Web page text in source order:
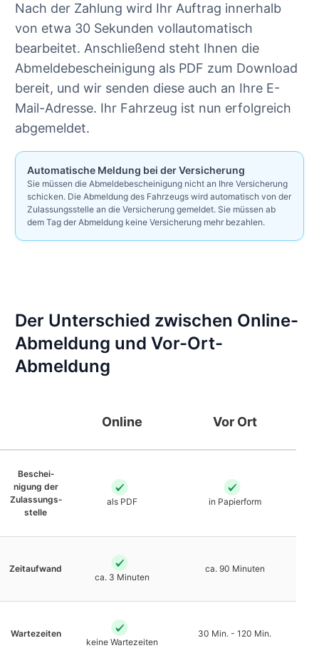
Nach der Zahlung wird Ihr Auftrag innerhalb
von etwa 30 Sekunden vollautomatisch
bearbeitet. Anschließend steht Ihnen die
Abmeldebescheinigung als PDF zum Download
bereit, und wir senden diese auch an Ihre E-
Mail-Adresse. Ihr Fahrzeug ist nun erfolgreich
abgemeldet.
Automatische Meldung bei der Versicherung
Sie müssen die Abmeldebescheinigung nicht an Ihre Versicherung
schicken. Die Abmeldung des Fahrzeugs wird automatisch von der
Zulassungsstelle an die Versicherung gemeldet. Sie müssen ab
dem Tag der Abmeldung keine Versicherung mehr bezahlen.
Der Unterschied zwischen Online-
Abmeldung und Vor-Ort-
Abmeldung
Online Vor Ort
Beschei­
nigung der
Zulassungs­
stelle
als PDF in Papierform
Zeit­aufwand
ca. 3 Minuten
ca. 90 Minuten
Warte­zeiten
keine Warte­zeiten
30 Min. - 120 Min.